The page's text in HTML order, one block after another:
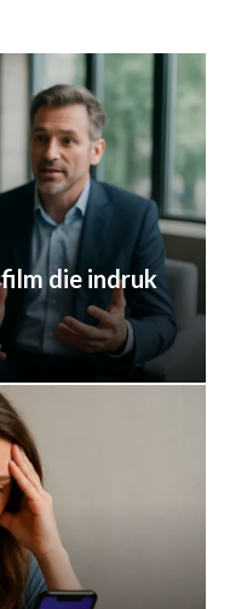
die indruk